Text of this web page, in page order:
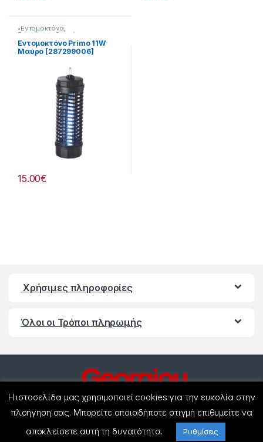
•Εντομοκτόνα,
Εντομοαπωθητικά
Εντομοκτόνο Primo 11W
Μαύρο [287299006]
15.00€
Χρήσιμες πληροφορίες
Όλοι οι Τρόποι πληρωμής
Έχετε ερωτήσεις ? Καλέστε
Η ιστοσελίδα μας χρησιμοποιεί cookies για την ευκολία στην
πλοήγηση σας. Μπορείτε οποιαδήποτε στιγμή επιθυμείτε να
αποκλείσετε αυτή τη δυνατότητα.
Ρυθμίσεις